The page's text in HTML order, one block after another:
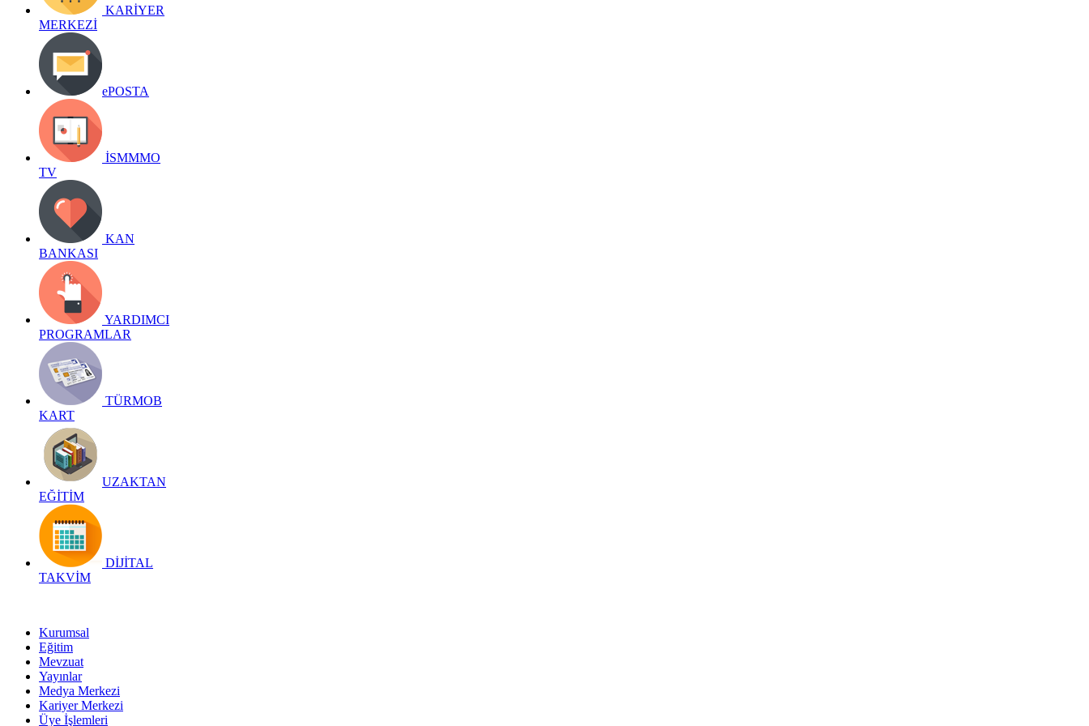
KARİYER
MERKEZİ
ePOSTA
İSMMMO
TV
KAN
BANKASI
YARDIMCI
PROGRAMLAR
TÜRMOB
KART
UZAKTAN
EĞİTİM
DİJİTAL
TAKVİM
Kurumsal
Eğitim
Mevzuat
Yayınlar
Medya Merkezi
Kariyer Merkezi
Üye İşlemleri